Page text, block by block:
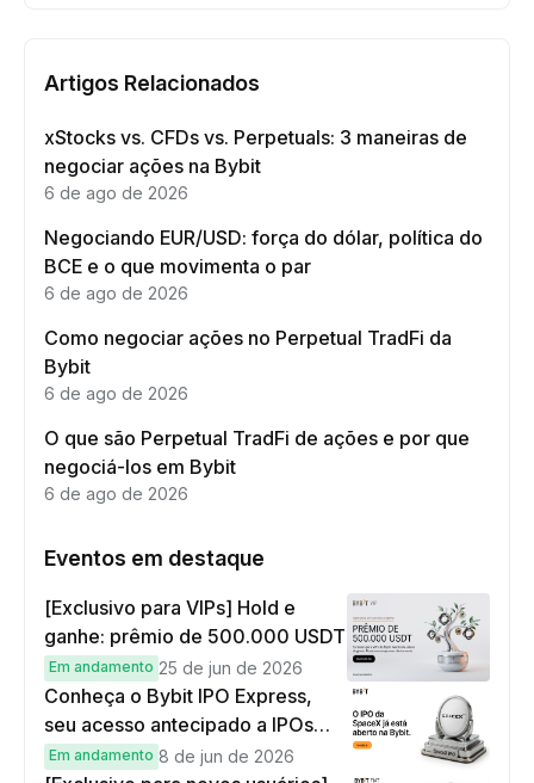
Artigos Relacionados
xStocks vs. CFDs vs. Perpetuals: 3 maneiras de
negociar ações na Bybit
6 de ago de 2026
Negociando EUR/USD: força do dólar, política do
BCE e o que movimenta o par
6 de ago de 2026
Como negociar ações no Perpetual TradFi da
Bybit
6 de ago de 2026
O que são Perpetual TradFi de ações e por que
negociá-los em Bybit
6 de ago de 2026
Eventos em destaque
[Exclusivo para VIPs] Hold e
ganhe: prêmio de 500.000 USDT
Em andamento 25 de jun de 2026
Conheça o Bybit IPO Express,
seu acesso antecipado a IPOs
globais
Em andamento 8 de jun de 2026